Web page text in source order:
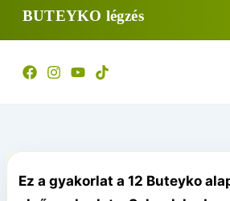
BUTEYKO légzés
Ez a gyakorlat a 12 Buteyko